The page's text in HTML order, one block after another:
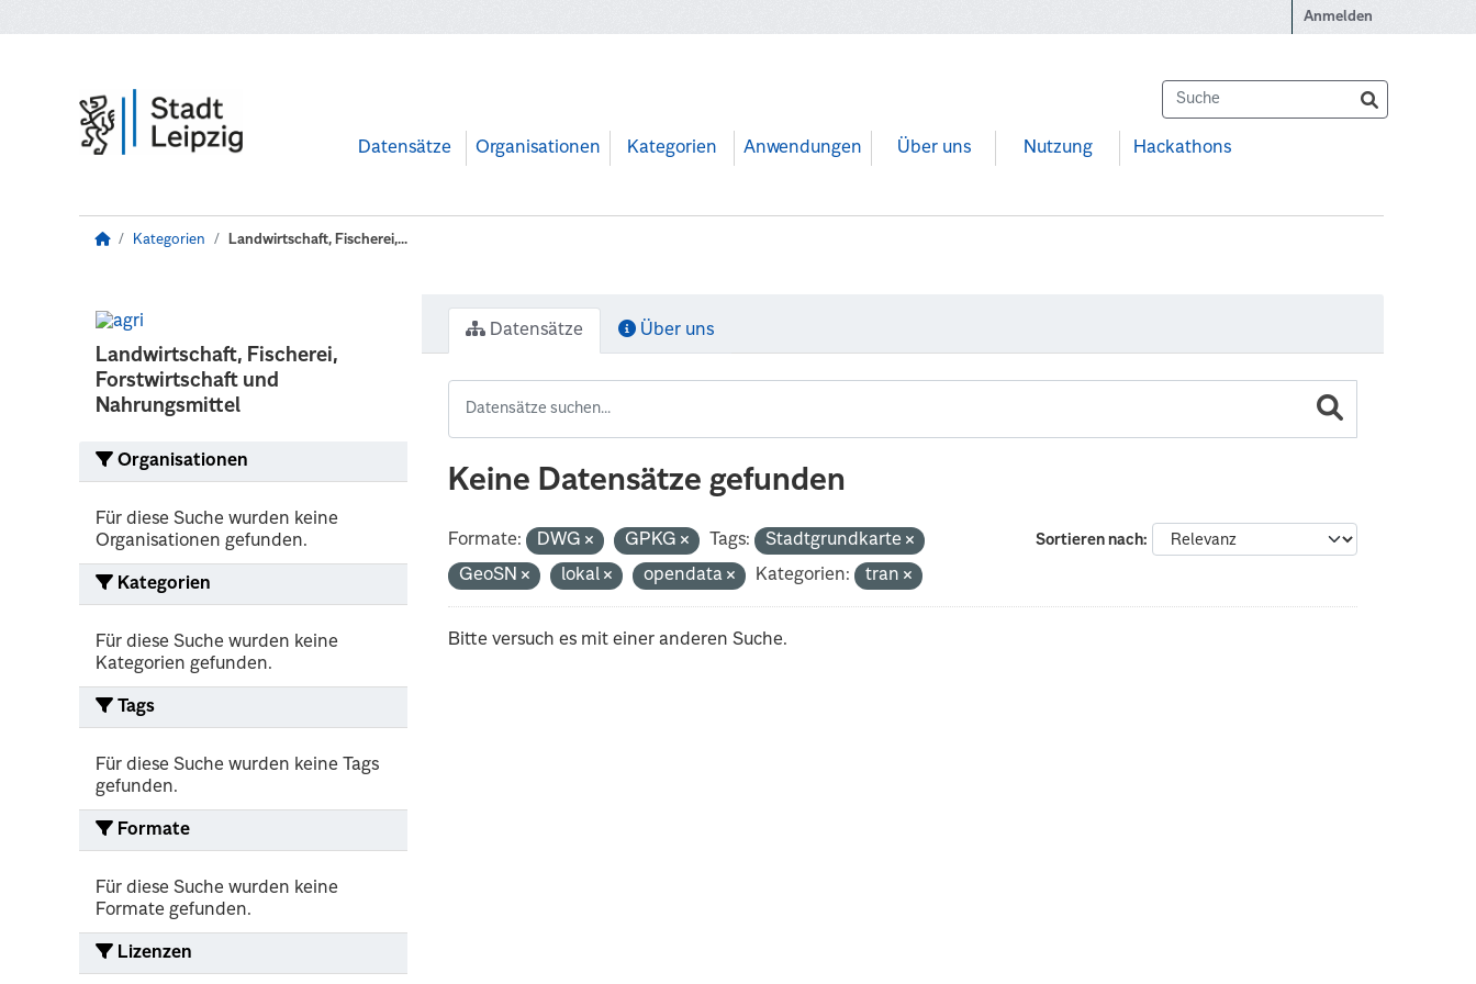
Anmelden
Datensätze Organisationen Kategorien Anwendungen Über uns Nutzung Hackathons
Kategorien Landwirtschaft, Fischerei,...
Landwirtschaft, Fischerei,
Forstwirtschaft und
Nahrungsmittel
Organisationen
Für diese Suche wurden keine
Organisationen gefunden.
Kategorien
Für diese Suche wurden keine
Kategorien gefunden.
Tags
Für diese Suche wurden keine Tags
gefunden.
Formate
Für diese Suche wurden keine
Formate gefunden.
Lizenzen
Datensätze Über uns
Keine Datensätze gefunden
Sortieren nach
Formate: DWG GPKG Tags:
Stadtgrundkarte
GeoSN
lokal opendata Kategorien: tran
Bitte versuch es mit einer anderen Suche.